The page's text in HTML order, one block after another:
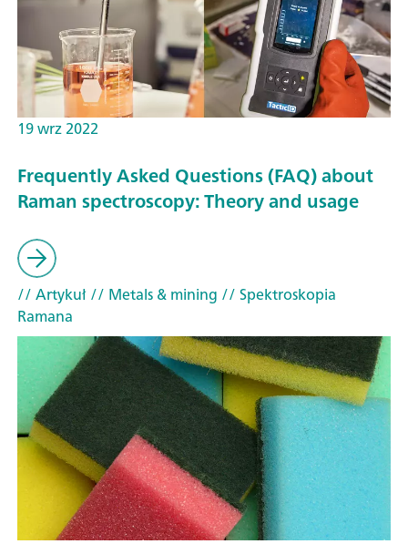
19 wrz 2022
Frequently Asked Questions (FAQ) about
Raman spectroscopy: Theory and usage
// Artykuł// Metals & mining // Spektroskopia
Ramana